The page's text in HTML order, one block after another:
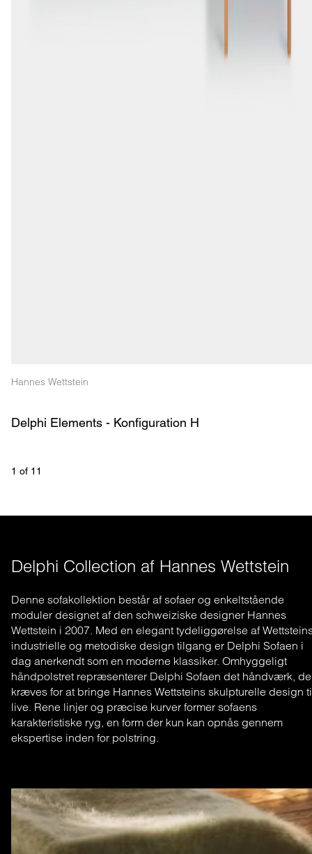
Hannes Wettstein
Delphi Elements - Konfiguration H
1 of 11
Delphi Collection af Hannes Wettstein
Denne sofakollektion består af sofaer og enkeltstående
moduler designet af den schweiziske designer Hannes
Wettstein i 2007. Med en elegant tydeliggørelse af
industrielle og metodiske design tilgang er Delphi Sofaen i
dag anerkendt som en moderne klassiker. Omhyggeligt
håndpolstret repræsenterer Delphi Sofaen det håndværk,
kræves for at bringe Hannes Wettsteins skulpturelle design
live. Rene linjer og præcise kurver former sofaens
karakteristiske ryg, en form der kun kan opnås gennem
ekspertise inden for polstring.